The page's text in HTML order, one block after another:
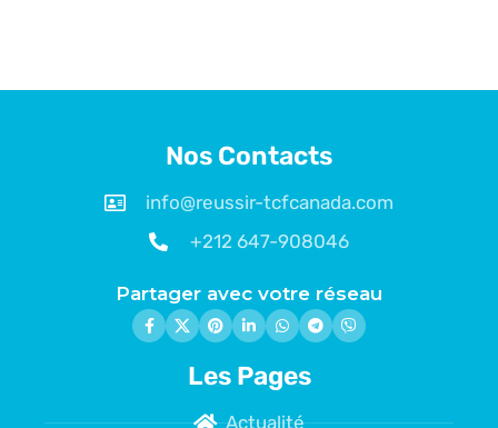
Nos Contacts
info@reussir-tcfcanada.com
+212 647-908046
Partager avec votre réseau
Les Pages
Actualité